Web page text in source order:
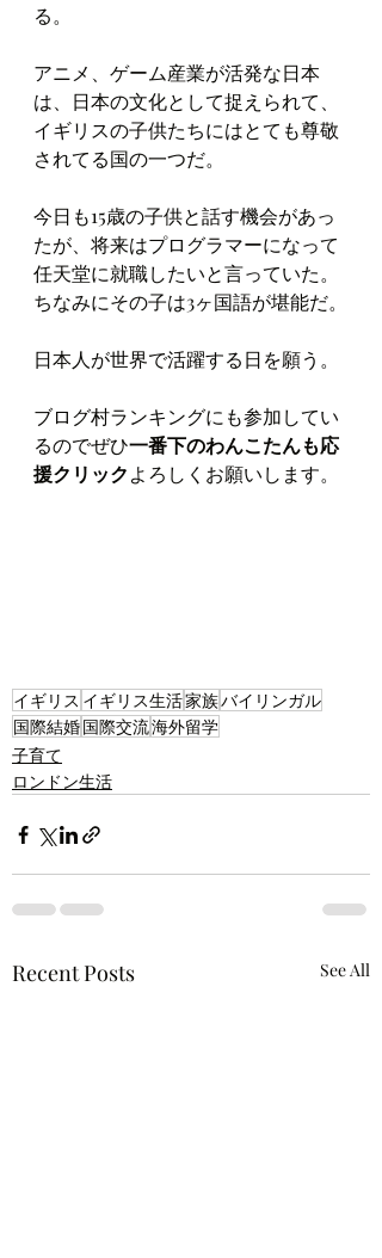
る。
アニメ、ゲーム産業が活発な日本
は、日本の文化として捉えられて、
イギリスの子供たちにはとても尊敬
されてる国の一つだ。
今日も15歳の子供と話す機会があっ
たが、将来はプログラマーになって
任天堂に就職したいと言っていた。
ちなみにその子は3ヶ国語が堪能だ。
日本人が世界で活躍する日を願う。
ブログ村ランキングにも参加してい
るのでぜひ一番下のわんこたんも応
援クリックよろしくお願いします。
イギリス イギリス生活家族バイリンガル
国際結婚国際交流海外留学
子育て
ロンドン生活
Recent Posts See All